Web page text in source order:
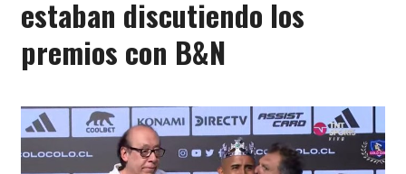
estaban discutiendo los
premios con B&N